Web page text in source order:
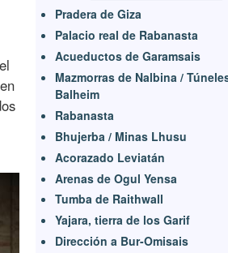
Pradera de Giza
Palacio real de Rabanasta
Acueductos de Garamsais
Mazmorras de Nalbina /
Balheim
Rabanasta
Bhujerba / Minas Lhusu
Acorazado Leviatán
Arenas de Ogul Yensa
Tumba de Raithwall
Yajara, tierra de los Garif
Dirección a Bur-Omisais